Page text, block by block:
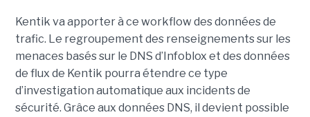
Kentik va apporter à ce workflow des données de
trafic. Le regroupement des renseignements sur les
menaces basés sur le DNS d’Infoblox et des données
de flux de Kentik pourra étendre ce type
d’investigation automatique aux incidents de
sécurité. Grâce aux données DNS, il devient possible